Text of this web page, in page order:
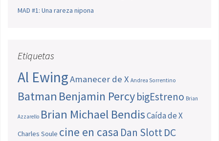
MAD #1: Una rareza nipona
Etiquetas
Al EwingAmanecer de X Andrea Sorrentino
Batman Benjamin PercybigEstreno Brian
Azzarello Brian Michael BendisCaída de X
Charles Soule cine en casa Dan SlottDC